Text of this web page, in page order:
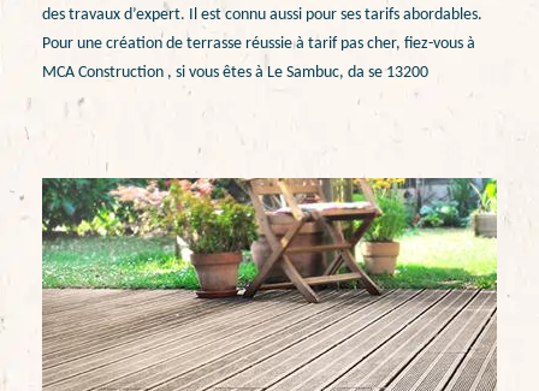
des travaux d’expert. Il est connu aussi pour ses tarifs abordables.
Pour une création de terrasse réussie à tarif pas cher, fiez-vous à
MCA Construction , si vous êtes à Le Sambuc, da se 13200